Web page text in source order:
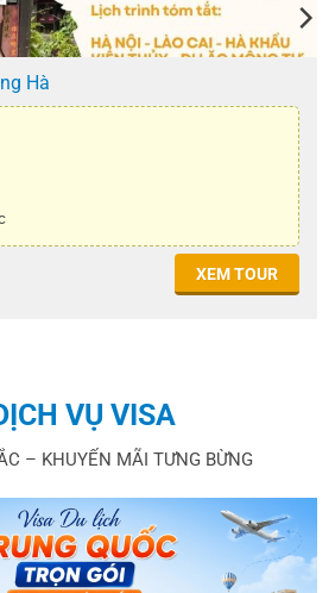
Hà
XEM TOUR
VỤ VISA
– KHUYẾN MÃI TƯNG BỪNG